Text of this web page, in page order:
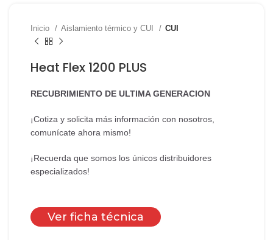
Inicio Aislamiento térmico y CUI CUI
Heat Flex 1200 PLUS
RECUBRIMIENTO DE ULTIMA GENERACION
¡Cotiza y solicita más información con nosotros,
comunícate ahora mismo!
¡Recuerda que somos los únicos distribuidores
especializados!
Ver ficha técnica